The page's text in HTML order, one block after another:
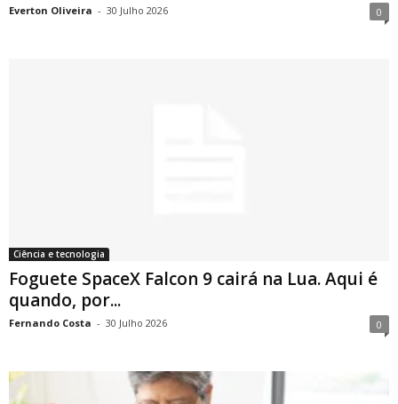
Everton Oliveira - 30 Julho 2026 0
Ciência e tecnologia
Foguete SpaceX Falcon 9 cairá na Lua. Aqui é
quando, por...
Fernando Costa - 30 Julho 2026 0